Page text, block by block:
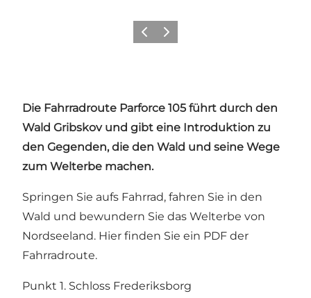
ZurückWeiter
Die Fahrradroute Parforce 105 führt durch den
Wald Gribskov und gibt eine Introduktion zu
den Gegenden, die den Wald und seine Wege
zum Welterbe machen.
Springen Sie aufs Fahrrad, fahren Sie in den
Wald und bewundern Sie das Welterbe von
Nordseeland. Hier finden Sie ein PDF der
Fahrradroute.
Punkt 1. Schloss Frederiksborg